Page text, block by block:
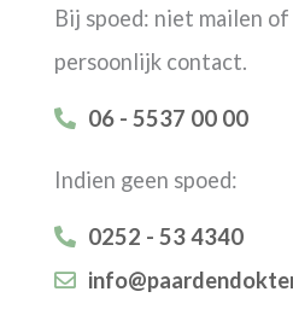
Bij spoed: niet mailen
persoonlijk contact.
06 - 5537 00 00
Indien geen spoed:
0252 - 53 4340